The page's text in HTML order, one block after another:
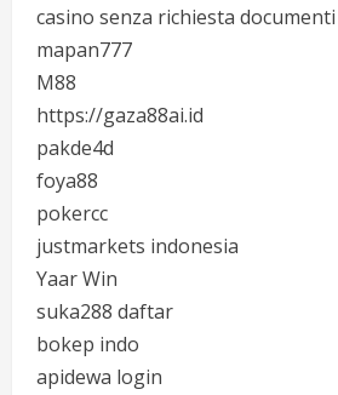
casino senza richiesta documenti
mapan777
M88
https://gaza88ai.id
pakde4d
foya88
pokercc
justmarkets indonesia
Yaar Win
suka288 daftar
bokep indo
apidewa login